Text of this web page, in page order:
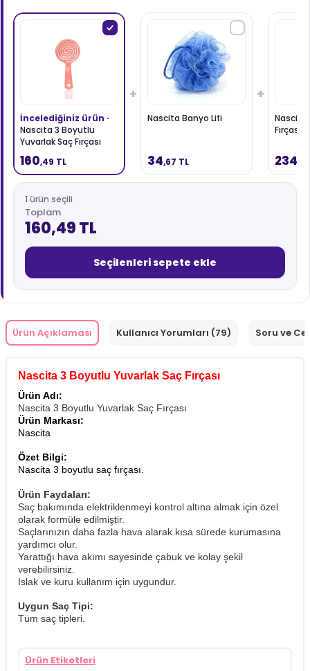
İncelediğiniz ürün ·
Nascita 3 Boyutlu
Yuvarlak Saç Fırçası
160,49 TL
+
Nascita Banyo Lifi
34,67 TL
+
Nascita
Fırçası
234
1 ürün seçili
Toplam
160,49 TL
Seçilenleri sepete ekle
Ürün Açıklaması Kullanıcı Yorumları (79) Soru ve
Nascita 3 Boyutlu Yuvarlak Saç Fırçası
Ürün Adı:
Nascita 3 Boyutlu Yuvarlak Saç Fırçası
Ürün Markası:
Nascita
Özet Bilgi:
Nascita 3 boyutlu saç fırçası.
Ürün Faydaları:
Saç bakımında elektriklenmeyi kontrol altına almak için özel
olarak formüle edilmiştir.
Saçlarınızın daha fazla hava alarak kısa sürede kurumasına
yardımcı olur.
Yarattığı hava akımı sayesinde çabuk ve kolay şekil
verebilirsiniz.
Islak ve kuru kullanım için uygundur.
Uygun Saç Tipi:
Tüm saç tipleri.
Ürün Etiketleri